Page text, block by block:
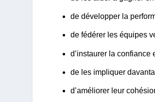
de développer la
de fédérer les équipes
d’instaurer la confiance
de les impliquer
d’améliorer leur